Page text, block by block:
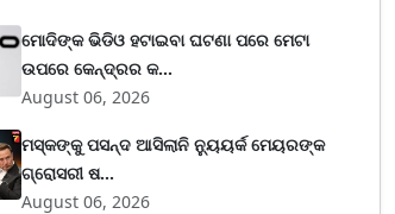
ମୋଦିଙ୍କ ଭିଡିଓ ହଟାଇବା ଘଟଣା ପରେ ମେଟା
ଉପରେ କେନ୍ଦ୍ରର କ...
August 06, 2026
ମସ୍କଙ୍କୁ ପସନ୍ଦ ଆସିଲାନି ନ୍ୟୁୟର୍କ ମେୟରଙ୍କ
ଗ୍ରୋସରୀ ଷ...
August 06, 2026